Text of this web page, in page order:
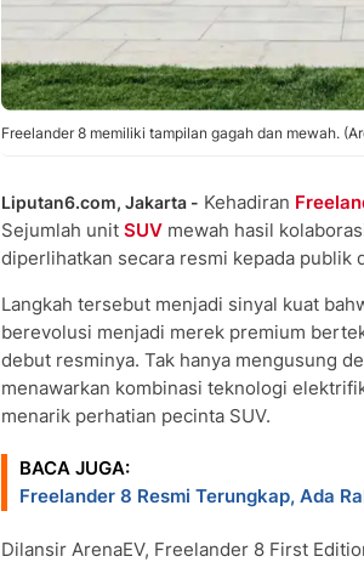
Freelander 8 memiliki tampilan gagah dan mewah.
Liputan6.com, Jakarta - Kehadiran
Sejumlah unit SUV mewah hasil
diperlihatkan secara resmi kepada publik
Langkah tersebut menjadi sinyal kuat
berevolusi menjadi merek premium
debut resminya. Tak hanya mengusung
menawarkan kombinasi teknologi
menarik perhatian pecinta SUV.
BACA JUGA:
Freelander 8 Resmi Terungkap, Ada
Dilansir ArenaEV, Freelander 8 First